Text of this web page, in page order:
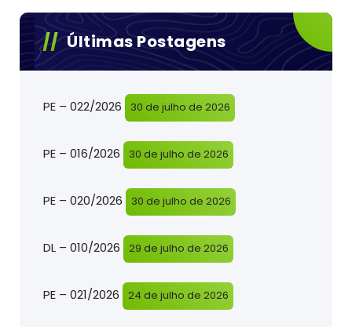
Últimas Postagens
PE – 022/2026 30 de julho de 2026
PE – 016/2026 30 de julho de 2026
PE – 020/2026 30 de julho de 2026
DL – 010/2026 29 de julho de 2026
PE – 021/2026 24 de julho de 2026